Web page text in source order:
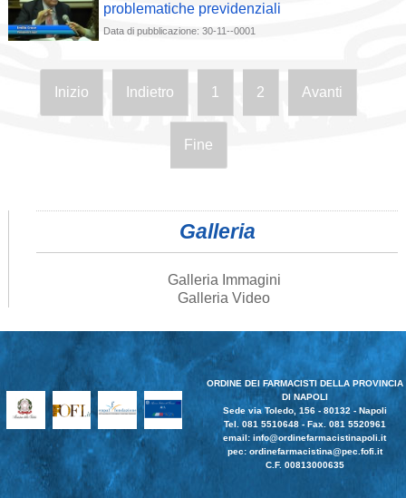
problematiche previdenziali
Data di pubblicazione: 30-11--0001
Inizio Indietro 1 2 Avanti
Fine
Galleria
Galleria Immagini
Galleria Video
ORDINE DEI FARMACISTI DELLA PROVINCIA
DI NAPOLI
Sede via Toledo, 156 - 80132 - Napoli
Tel. 081 5510648 - Fax. 081 5520961
email: info@ordinefarmacistinapoli.it
pec: ordinefarmacistina@pec.fofi.it
C.F. 00813000635